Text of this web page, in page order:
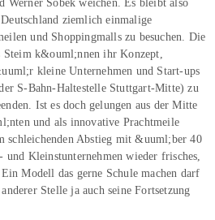
Werner Sobek weichen. Es bleibt also
ziemlich einmalige
und Shoppingmalls zu besuchen. Die
Steim k&ouml;nnen ihr Konzept,
kleine Unternehmen und Start-ups
S-Bahn-Haltestelle Stuttgart-Mitte) zu
Ist es doch gelungen aus der Mitte
und als innovative Prachtmeile
schleichenden Abstieg mit &uuml;ber 40
Kleinstunternehmen wieder frisches,
Modell das gerne Schule machen darf
Stelle ja auch seine Fortsetzung